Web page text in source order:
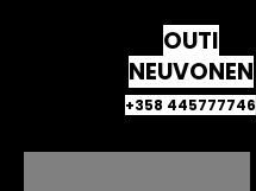
OUTI
NEUVONEN
+358 445777746